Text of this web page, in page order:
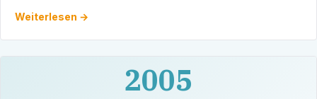
Weiterlesen →
2005